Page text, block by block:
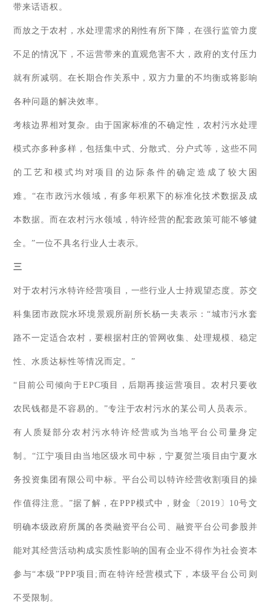
带来话语权。
而放之于农村，水处理需求的刚性有所下降，在强行监管力度
不足的情况下，不运营带来的直观危害不大，政府的支付压力
就有所减弱。在长期合作关系中，双方力量的不均衡或将影响
各种问题的解决效率。
考核边界相对复杂。由于国家标准的不确定性，农村污水处理
模式亦多种多样，包括集中式、分散式、分户式等，这些不同
的工艺和模式均对项目的边际条件的确定造成了较大困
难。“在市政污水领域，有多年积累下的标准化技术数据及成
本数据。而在农村污水领域，特许经营的配套政策可能不够健
全。”一位不具名行业人士表示。
三
对于农村污水特许经营项目，一些行业人士持观望态度。苏交
科集团市政院水环境景观所副所长杨一夫表示：“城市污水套
路不一定适合农村，要根据村庄的管网收集、处理规模、稳定
性、水质达标性等情况而定。”
“目前公司倾向于EPC项目，后期再接运营项目。农村只要收
农民钱都是不容易的。”专注于农村污水的某公司人员表示。
有人质疑部分农村污水特许经营或为当地平台公司量身定
制。“江宁项目由当地区级水司中标，宁夏贺兰项目由宁夏水
务投资集团有限公司中标。平台公司以特许经营收割项目的操
作值得注意。”据了解，在PPP模式中，财金〔2019〕10号文
明确本级政府所属的各类融资平台公司、融资平台公司参股并
能对其经营活动构成实质性影响的国有企业不得作为社会资本
参与“本级”PPP项目;而在特许经营模式下，本级平台公司则
不受限制。